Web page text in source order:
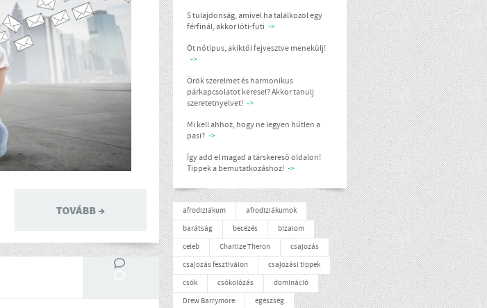
5 tulajdonság, amivel ha találkozol egy
férfinál, akkor lóti-futi ->
Öt nőtípus, akiktől fejvesztve menekülj!
->
Örök szerelmet és harmonikus
párkapcsolatot keresel? Akkor tanulj
szeretetnyelvet! ->
Mi kell ahhoz, hogy ne legyen hűtlen a
pasi? ->
Így add el magad a társkereső oldalon!
Tippek a bemutatkozáshoz! ->
afrodiziákum
afrodiziákumok
barátság
becézés
bizalom
celeb
Charlize Theron
csajozás
csajozás fesztiválon
csajozási tippek
csók
csókolózás
domináció
Drew Barrymore
egészség